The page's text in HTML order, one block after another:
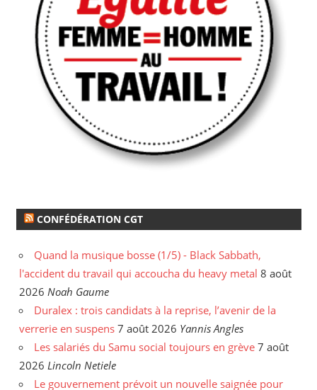
CONFÉDÉRATION CGT
Quand la musique bosse (1/5) - Black Sabbath,
l'accident du travail qui accoucha du heavy metal 8 août
2026 Noah Gaume
Duralex : trois candidats à la reprise, l’avenir de la
verrerie en suspens 7 août 2026 Yannis Angles
Les salariés du Samu social toujours en grève 7 août
2026 Lincoln Netiele
Le gouvernement prévoit un nouvelle saignée pour